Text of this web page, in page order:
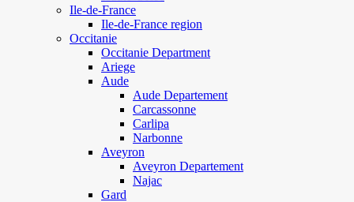
Ile-de-France
Ile-de-France region
Occitanie
Occitanie Department
Ariege
Aude
Aude Departement
Carcassonne
Carlipa
Narbonne
Aveyron
Aveyron Departement
Najac
Gard